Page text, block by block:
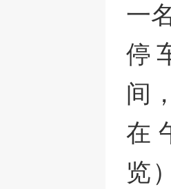
一
停
间
在
览